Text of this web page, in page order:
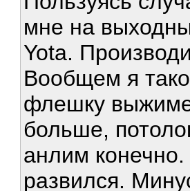
мне на
Yota.
Вообщем я
флешку
больше,
анлим
развился.